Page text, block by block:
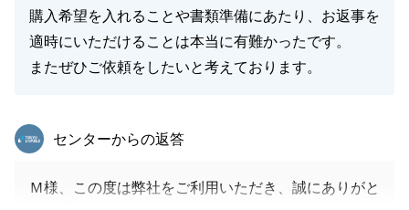
購入希望を入れることや書類準備にあたり、お返事を
適時にいただけることは本当に有難かったです。
またぜひご依頼をしたいと考えております。
東急リバブル
センターからの返答
Ｍ様、この度は弊社をご利用いただき、誠にありがと